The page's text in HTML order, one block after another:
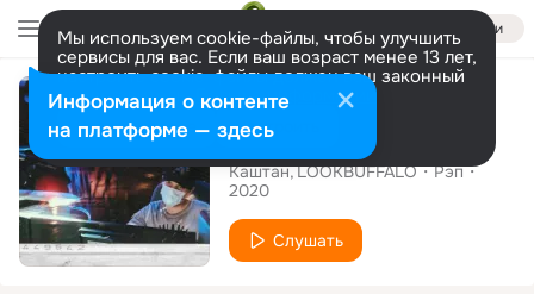
Войти
Мы используем cookie-файлы, чтобы улучшить
сервисы для вас. Если ваш возраст менее 13 лет,
настроить cookie-файлы должен ваш законный
представитель. Больше информации
Разрешить все Настроить
Сингл
Все врут
Каштан LOOKBUFFALO
Рэп
2020
Слушать
Информация о контенте
на платформе — здесь